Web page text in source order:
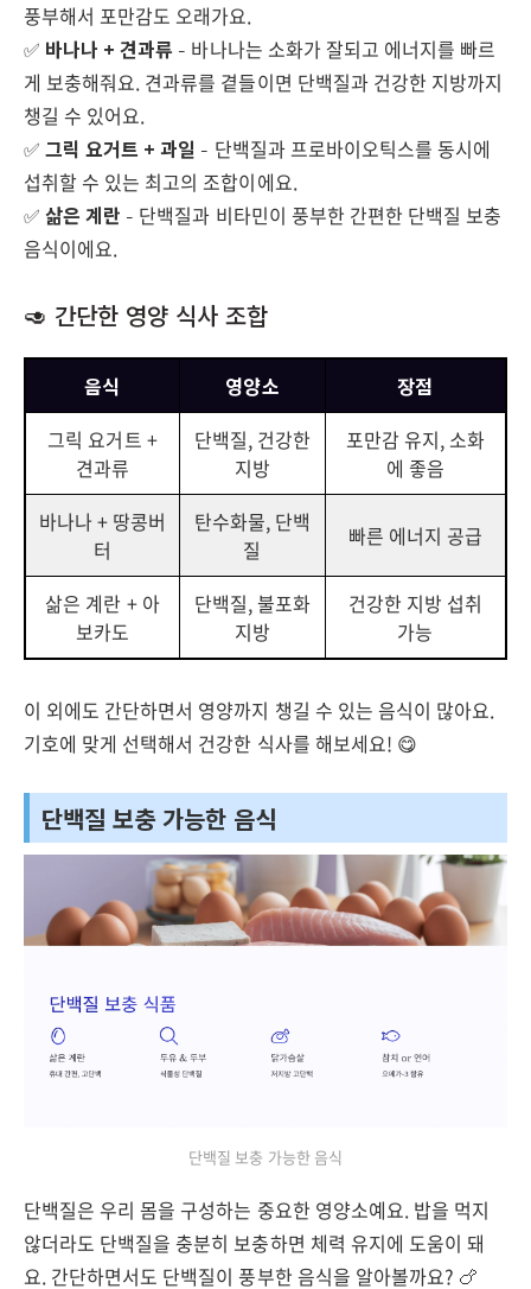
풍부해서 포만감도 오래가요.
✅ 바나나 + 견과류 – 바나나는 소화가 잘되고 에너지를 빠르
게 보충해줘요. 견과류를 곁들이면 단백질과 건강한 지방까지
챙길 수 있어요.
✅그릭 요거트 + 과일 – 단백질과 프로바이오틱스를 동시에
섭취할 수 있는 최고의 조합이에요.
✅삶은 계란 – 단백질과 비타민이 풍부한 간편한 단백질 보충
음식이에요.
🥑 간단한 영양 식사 조합
음식 영양소
장점
그릭 요거트 +
견과류
단백질, 건강한
지방
포만감 유지, 소화
에 좋음
바나나 + 땅콩버
터
탄수화물, 단백
질
빠른 에너지 공급
삶은 계란 + 아
보카도
단백질, 불포화
지방
건강한 지방 섭취
가능
이 외에도 간단하면서 영양까지 챙길 수 있는 음식이 많아요.
기호에 맞게 선택해서 건강한 식사를 해보세요! 😋
단백질 보충 가능한 음식
단백질 보충 가능한 음식
단백질은 우리 몸을 구성하는 중요한 영양소예요. 밥을 먹지
않더라도 단백질을 충분히 보충하면 체력 유지에 도움이 돼
요. 간단하면서도 단백질이 풍부한 음식을 알아볼까요? 🍗